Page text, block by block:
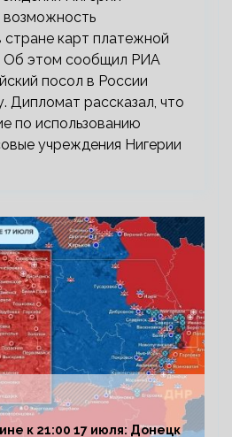
стране карт платежной
Об этом сообщил РИА
посол в России
Дипломат рассказал, что
по использованию
учреждения Нигерии
к 21:00 17 июля: Донецк